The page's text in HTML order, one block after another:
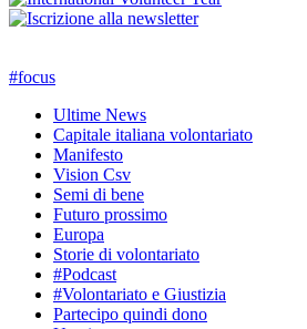
#focus
Ultime News
Capitale italiana volontariato
Manifesto
Vision Csv
Semi di bene
Futuro prossimo
Europa
Storie di volontariato
#Podcast
#Volontariato e Giustizia
Partecipo quindi dono